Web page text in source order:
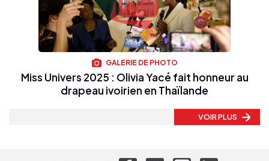
GALERIE DE PHOTO
Miss Univers 2025 : Olivia Yacé fait honneur au
drapeau ivoirien en Thaïlande
VOIR PLUS